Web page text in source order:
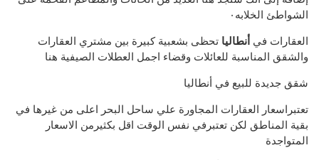
الشواطئ الخلابه٠
العقارات في أنطاليا تحظى بشعبية كبيرة بين مشتري العقارات
والشقق المناسبة للعائلات وقضاء اجمل العطلات الصيفية هنا
شقق جديدة للبيع في أنطاليا
تعتبراسعار العقارات المجاورة علي ساحل البحر اعلى من غيرها في
بقية المناطق لكن تعتبرفي نفس الوقت اقل بكثيرمن الاسعار
المتواجدة